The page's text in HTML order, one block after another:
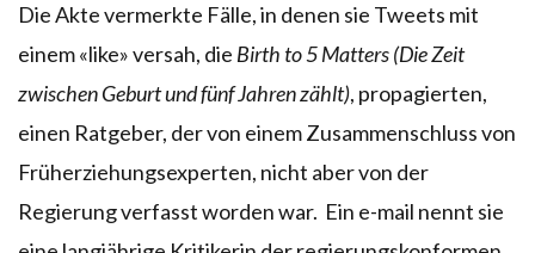
Die Akte vermerkte Fälle, in denen sie Tweets mit
einem «like» versah, die Birth to 5 Matters (Die Zeit
zwischen Geburt und fünf Jahren zählt), propagierten,
einen Ratgeber, der von einem Zusammenschluss von
Früherziehungsexperten, nicht aber von der
Regierung verfasst worden war. Ein e-mail nennt sie